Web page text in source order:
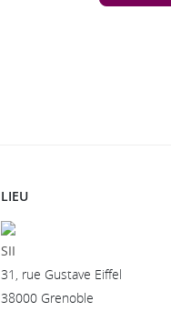
LIEU
SII
31, rue Gustave Eiffel
38000 Grenoble